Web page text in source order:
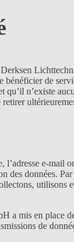
de
qu’il n’existe
e-
des données.
mis en place
de